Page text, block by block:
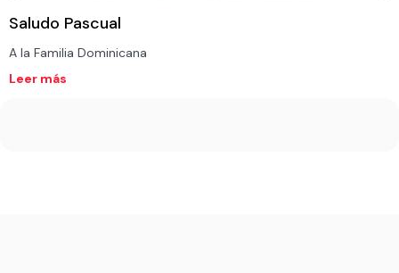
Saludo Pascual
A la Familia Dominicana
Leer más